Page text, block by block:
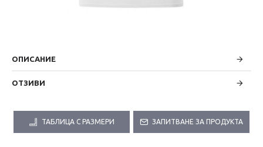
ОПИСАНИЕ
ОТЗИВИ
ТАБЛИЦА С РАЗМЕРИ ЗАПИТВАНЕ ЗА ПРОДУКТА